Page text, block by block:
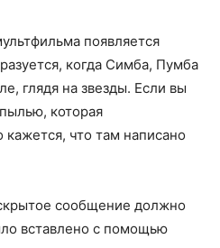
появляется
когда Симба, Пумба
глядя на звезды. Если вы
которая
что там написано
сообщение должно
вставлено с помощью